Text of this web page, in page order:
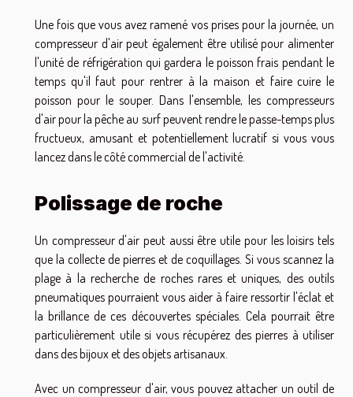
Une fois que vous avez ramené vos prises pour la journée, un
compresseur d'air peut également être utilisé pour alimenter
l'unité de réfrigération qui gardera le poisson frais pendant le
temps qu'il faut pour rentrer à la maison et faire cuire le
poisson pour le souper. Dans l'ensemble, les compresseurs
d'air pour la pêche au surf peuvent rendre le passe-temps plus
fructueux, amusant et potentiellement lucratif si vous vous
lancez dans le côté commercial de l'activité.
Polissage de roche
Un compresseur d'air peut aussi être utile pour les loisirs tels
que la collecte de pierres et de coquillages. Si vous scannez la
plage à la recherche de roches rares et uniques, des outils
pneumatiques pourraient vous aider à faire ressortir l'éclat et
la brillance de ces découvertes spéciales. Cela pourrait être
particulièrement utile si vous récupérez des pierres à utiliser
dans des bijoux et des objets artisanaux.
Avec un compresseur d'air, vous pouvez attacher un outil de